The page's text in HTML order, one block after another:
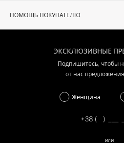
ПОМОЩЬ ПОКУПАТЕЛЮ
ЭКСКЛЮЗИВНЫЕ
Подпишитесь, чтобы
от нас
Женщина
или